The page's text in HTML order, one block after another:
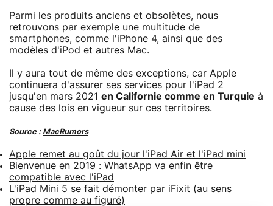
Parmi les produits anciens et obsolètes, nous
retrouvons par exemple une multitude de
smartphones, comme l'iPhone 4, ainsi que des
modèles d'iPod et autres Mac.
Il y aura tout de même des exceptions, car Apple
continuera d'assurer ses services pour l'iPad 2
jusqu'en mars 2021 en Californie comme en Turquie à
cause des lois en vigueur sur ces territoires.
Source : MacRumors
Apple remet au goût du jour l'iPad Air et l'iPad mini
Bienvenue en 2019 : WhatsApp va enfin être
compatible avec l'iPad
L'iPad Mini 5 se fait démonter par iFixit (au sens
propre comme au figuré)